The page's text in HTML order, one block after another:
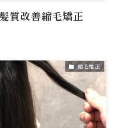
質改善縮毛矯正
縮毛矯正